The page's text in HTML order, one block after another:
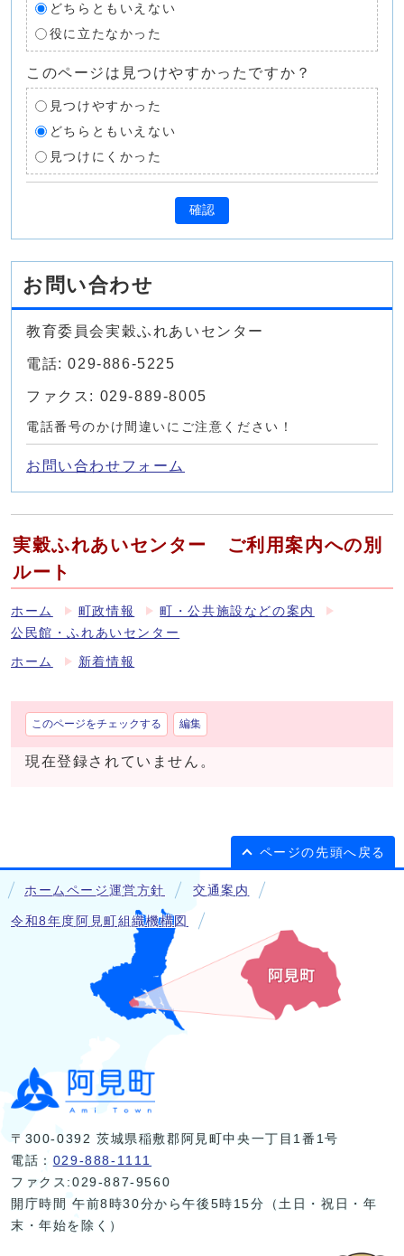
どちらともいえない
役に立たなかった
このページは見つけやすかったですか？
見つけやすかった
どちらともいえない
見つけにくかった
確認
お問い合わせ
教育委員会実穀ふれあいセンター
電話: 029-886-5225
ファクス: 029-889-8005
電話番号のかけ間違いにご注意ください！
お問い合わせフォーム
実穀ふれあいセンター ご利用案内への別
ルート
ホーム 町政情報
町・公共施設などの案内
公民館・ふれあいセンター
ホーム 新着情報
このページをチェックする 編集
現在登録されていません。
ページの先頭へ戻る
ホームページ運営方針 交通案内
令和8年度阿見町組織機構図
〒300-0392 茨城県稲敷郡阿見町中央一丁目1番1号
電話： 029-888-1111
ファクス:029-887-9560
開庁時間 午前8時30分から午後5時15分（土日・祝日・年
末・年始を除く）